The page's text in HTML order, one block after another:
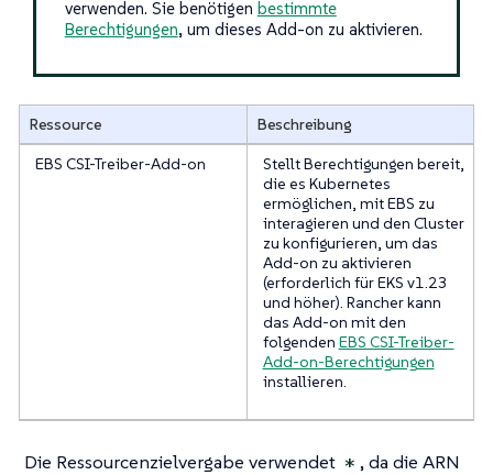
verwenden. Sie benötigen bestimmte
Berechtigungen, um dieses Add-on zu aktivieren.
Ressource
Beschreibung
EBS CSI-Treiber-Add-on
Stellt Berechtigungen bereit,
die es Kubernetes
ermöglichen, mit EBS zu
interagieren und den Cluster
zu konfigurieren, um das
Add-on zu aktivieren
(erforderlich für EKS v1.23
und höher). Rancher kann
das Add-on mit den
folgenden EBS CSI-Treiber-
Add-on-Berechtigungen
installieren.
Die Ressourcenzielvergabe verwendet * , da die ARN